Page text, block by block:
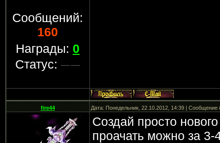
Сообщений:
160
Награды: 0
Статус:
fire44 Дата: Понедельник, 22.10.2012, 14:39 | Сообщение
Создай просто
проачать можно за